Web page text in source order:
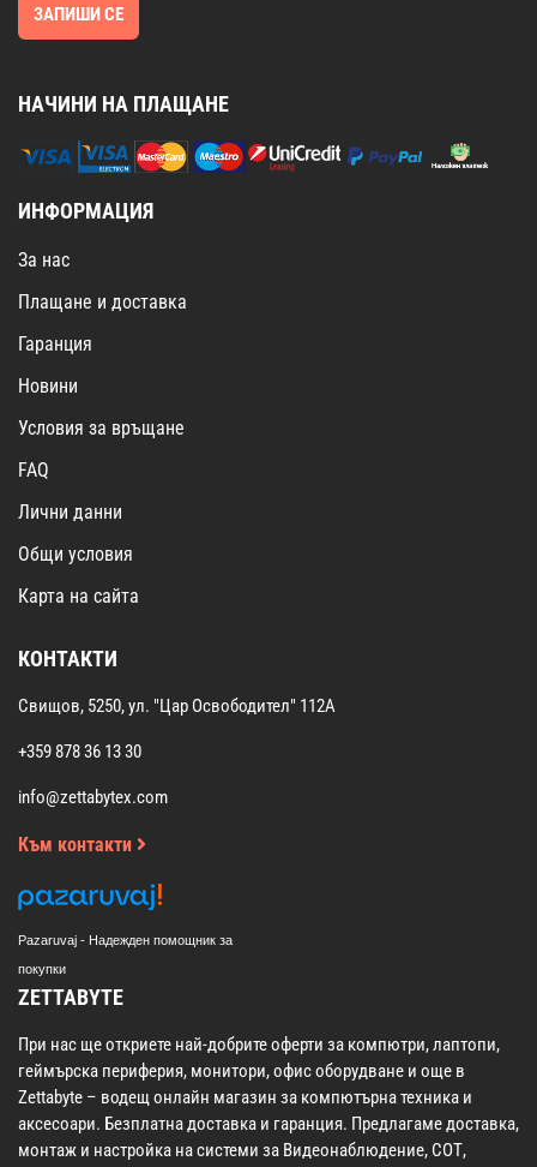
ЗАПИШИ СЕ
НАЧИНИ НА ПЛАЩАНЕ
ИНФОРМАЦИЯ
За нас
Плащане и доставка
Гаранция
Новини
Условия за връщане
FAQ
Лични данни
Общи условия
Карта на сайта
КОНТАКТИ
Свищов, 5250, ул. "Цар Освободител" 112А
+359 878 36 13 30
info@zettabytex.com
Към контакти
Pazaruvaj - Надежден помощник за
покупки
ZETTABYTE
При нас ще откриете най-добрите оферти за компютри, лаптопи,
геймърска периферия, монитори, офис оборудване и още в
Zettabyte – водещ онлайн магазин за компютърна техника и
аксесоари. Безплатна доставка и гаранция. Предлагаме доставка,
монтаж и настройка на системи за Видеонаблюдение, СОТ,